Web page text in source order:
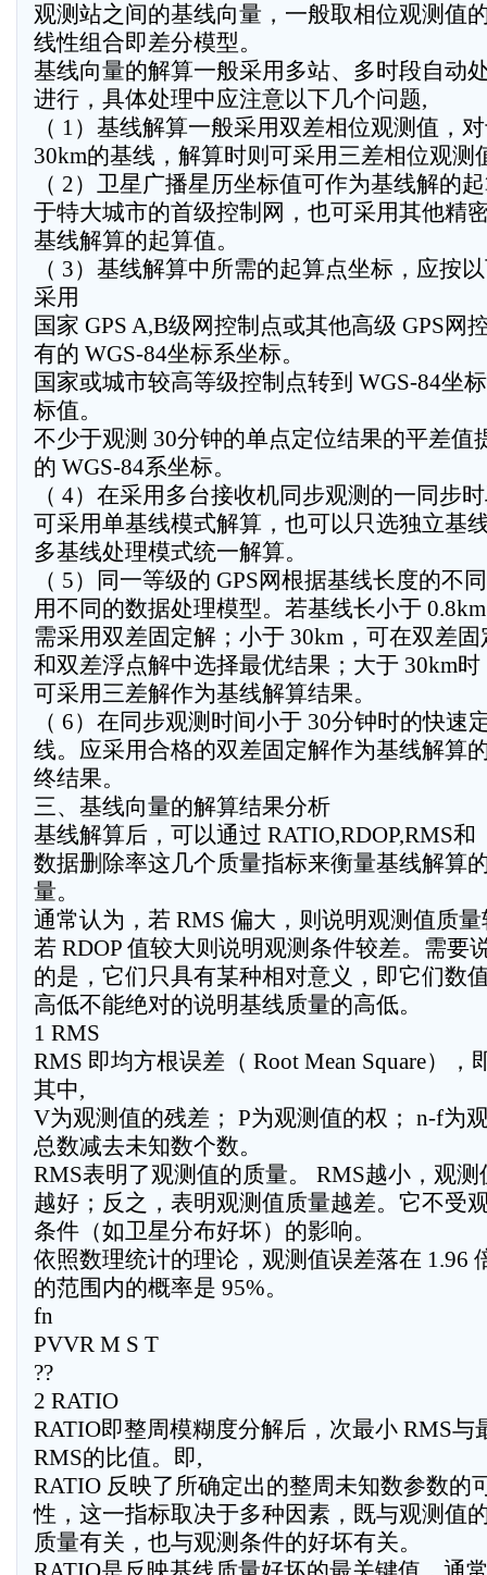
观测站之间的基线向量，一般取相位观测值
线性组合即差分模型。
基线向量的解算一般采用多站、多时段自动
进行，具体处理中应注意以下几个问题,
（ 1）基线解算一般采用双差相位观测值，
30km的基线，解算时则可采用三差相位观测
（ 2）卫星广播星历坐标值可作为基线解的
于特大城市的首级控制网，也可采用其他精
基线解算的起算值。
（ 3）基线解算中所需的起算点坐标，应按
采用
国家 GPS A,B级网控制点或其他高级 GPS网
有的 WGS-84坐标系坐标。
国家或城市较高等级控制点转到 WGS-84坐
标值。
不少于观测 30分钟的单点定位结果的平差值
的 WGS-84系坐标。
（ 4）在采用多台接收机同步观测的一同步
可采用单基线模式解算，也可以只选独立基
多基线处理模式统一解算。
（ 5）同一等级的 GPS网根据基线长度的不
用不同的数据处理模型。若基线长小于
需采用双差固定解；小于 30km，可在双差固
和双差浮点解中选择最优结果；大于 30km时
可采用三差解作为基线解算结果。
（ 6）在同步观测时间小于 30分钟时的快速
线。应采用合格的双差固定解作为基线解算
终结果。
三、基线向量的解算结果分析
基线解算后，可以通过 RATIO,RDOP,RMS和
数据删除率这几个质量指标来衡量基线解算
量。
通常认为，若 RMS 偏大，则说明观测值质
若 RDOP 值较大则说明观测条件较差。需要
的是，它们只具有某种相对意义，即它们数
高低不能绝对的说明基线质量的高低。
1 RMS
RMS 即均方根误差（ Root Mean Square），
其中,
V为观测值的残差； P为观测值的权； n-f为
总数减去未知数个数。
RMS表明了观测值的质量。 RMS越小，观测
越好；反之，表明观测值质量越差。它不受
条件（如卫星分布好坏）的影响。
依照数理统计的理论，观测值误差落在 1.96
的范围内的概率是 95%。
fn
PVVR M S T
??
2 RATIO
RATIO即整周模糊度分解后，次最小 RMS与
RMS的比值。即,
RATIO 反映了所确定出的整周未知数参数的
性，这一指标取决于多种因素，既与观测值
质量有关，也与观测条件的好坏有关。